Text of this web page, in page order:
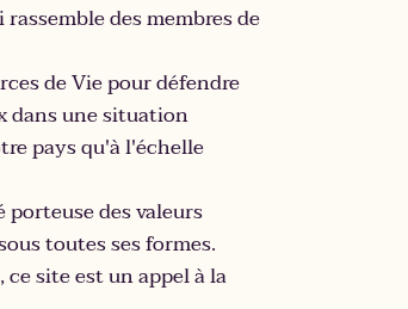
rassemble des membres de
de Vie pour défendre
dans une situation
pays qu'à l'échelle
des valeurs
toutes ses formes.
site est un appel à la